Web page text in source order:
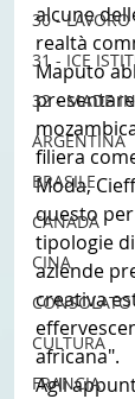
30 - LAVORO
31 - ICE
32 - MADE
ARGENTINA
BRASILE
CANADA
CINA
CONSOLATO
CULTURA
FRANCIA
alcune
realtà
Maputo
filiera
Moda,
questo
tipologie
aziende
creativa
africana".
Agli